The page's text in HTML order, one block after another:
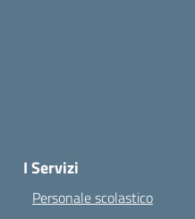
I Servizi
Personale scolastico